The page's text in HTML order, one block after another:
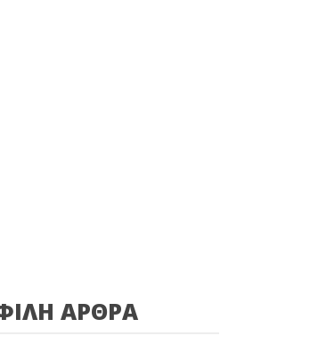
ΑΡΘΡΑ